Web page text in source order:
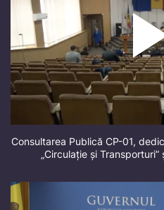
Consultarea Publică CP-01,
„Circulație și Transporturi”